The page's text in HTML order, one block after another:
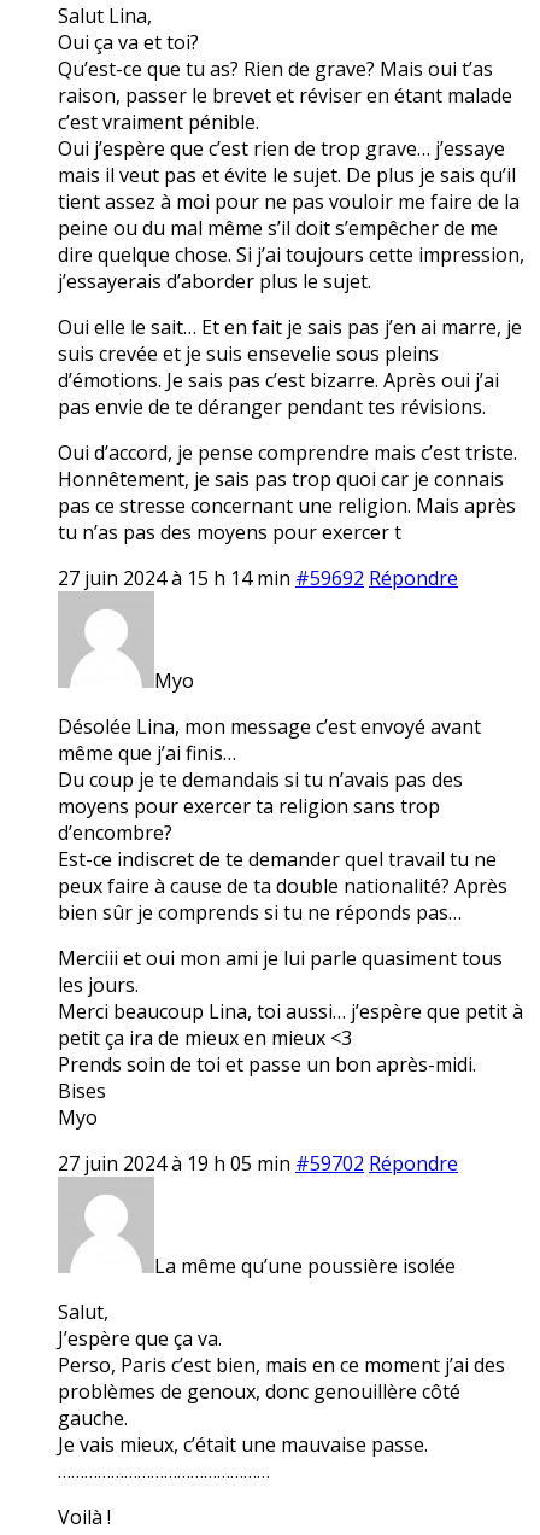
Salut Lina,
Oui ça va et toi?
Qu’est-ce que tu as? Rien de grave? Mais oui t’as
raison, passer le brevet et réviser en étant malade
c’est vraiment pénible.
Oui j’espère que c’est rien de trop grave… j’essaye
mais il veut pas et évite le sujet. De plus je sais qu’il
tient assez à moi pour ne pas vouloir me faire de la
peine ou du mal même s’il doit s’empêcher de me
dire quelque chose. Si j’ai toujours cette impression,
j’essayerais d’aborder plus le sujet.
Oui elle le sait… Et en fait je sais pas j’en ai marre, je
suis crevée et je suis ensevelie sous pleins
d’émotions. Je sais pas c’est bizarre. Après oui j’ai
pas envie de te déranger pendant tes révisions.
Oui d’accord, je pense comprendre mais c’est triste.
Honnêtement, je sais pas trop quoi car je connais
pas ce stresse concernant une religion. Mais après
tu n’as pas des moyens pour exercer t
27 juin 2024 à 15 h 14 min #59692 Répondre
Myo
Désolée Lina, mon message c’est envoyé avant
même que j’ai finis…
Du coup je te demandais si tu n’avais pas des
moyens pour exercer ta religion sans trop
d’encombre?
Est-ce indiscret de te demander quel travail tu ne
peux faire à cause de ta double nationalité? Après
bien sûr je comprends si tu ne réponds pas…
Merciii et oui mon ami je lui parle quasiment tous
les jours.
Merci beaucoup Lina, toi aussi… j’espère que petit à
petit ça ira de mieux en mieux <3
Prends soin de toi et passe un bon après-midi.
Bises
Myo
27 juin 2024 à 19 h 05 min #59702 Répondre
La même qu’une poussière isolée
Salut,
J’espère que ça va.
Perso, Paris c’est bien, mais en ce moment j’ai des
problèmes de genoux, donc genouillère côté
gauche.
Je vais mieux, c’était une mauvaise passe.
…………………………………………
Voilà !